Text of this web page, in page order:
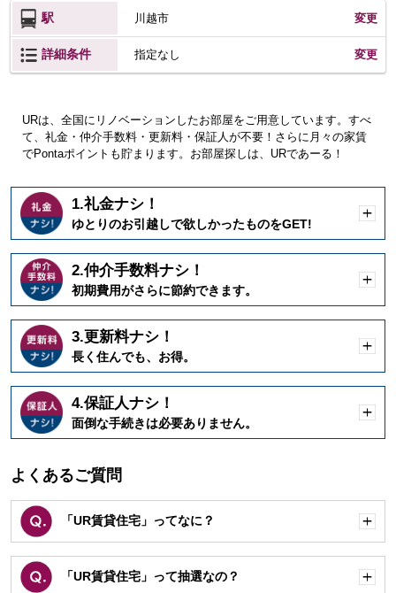
駅 川越市 変更
詳細条件 指定なし 変更
URは、全国にリノベーションしたお部屋をご用意しています。すべ
て、礼金・仲介手数料・更新料・保証人が不要！さらに月々の家賃
でPontaポイントも貯まります。お部屋探しは、URであーる！
1.礼金ナシ！
ゆとりのお引越しで欲しかったものをGET!
く
2.仲介手数料ナシ！
初期費用がさらに節約できます。
く
3.更新料ナシ！
長く住んでも、お得。
く
4.保証人ナシ！
面倒な手続きは必要ありません。
く
よくあるご質問
「UR賃貸住宅」ってなに？
く
「UR賃貸住宅」って抽選なの？